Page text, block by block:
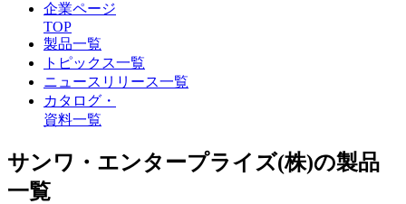
企業ページ
TOP
製品一覧
トピックス一覧
ニュースリリース一覧
カタログ・
資料一覧
サンワ・エンタープライズ(株)の製品
一覧